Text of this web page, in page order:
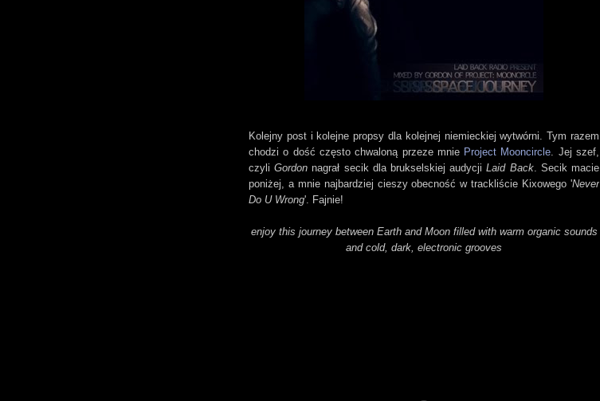
Kolejny post i kolejne propsy dla kolejnej niemieckiej wytwórni. Tym razem
chodzi o dość często chwaloną przeze mnie Project Mooncircle . Jej szef,
czyliGordon nagrał secik dla brukselskiej audycjiLaid Back. Secik macie
poniżej, a mnie najbardziej cieszy obecność w trackliście Kixowego 'Never
Do U Wrong'. Fajnie!
enjoy this journey between Earth and Moon filled with warm organic sounds
and cold, dark, electronic grooves